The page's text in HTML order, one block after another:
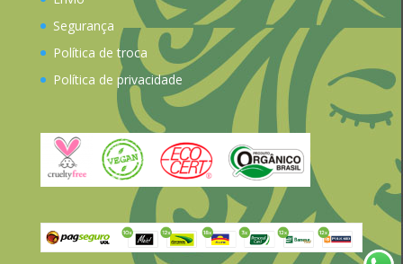
Segurança
Política de troca
Política de privacidade